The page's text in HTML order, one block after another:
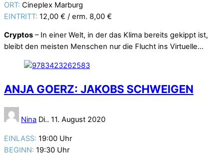
ORT: Cineplex Marburg
EINTRITT: 12,00 € / erm. 8,00 €
Cryptos – In einer Welt, in der das Klima bereits gekippt ist,
bleibt den meisten Menschen nur die Flucht ins Virtuelle…
ANJA GOERZ: JAKOBS SCHWEIGEN
Nina Di.. 11. August 2020
EINLASS: 19:00 Uhr
BEGINN: 19:30 Uhr